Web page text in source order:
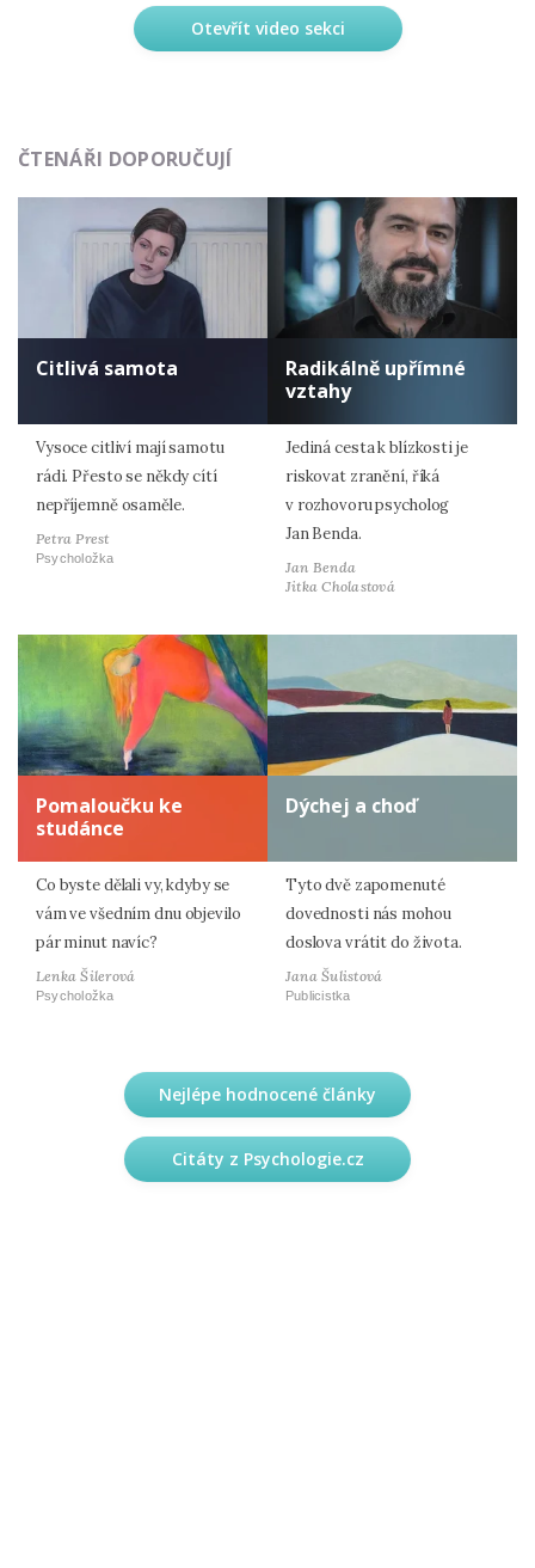
Otevřít video sekci
ČTENÁŘI DOPORUČUJÍ
Citlivá samota
Vysoce citliví mají samotu
rádi. Přesto se někdy cítí
nepříjemně osaměle.
Petra Prest
Psycholožka
Radikálně upřímné
vztahy
Jediná cesta k blízkosti je
riskovat zranění, říká
v rozhovoru psycholog
Jan Benda.
Jan Benda
Jitka Cholastová
Pomaloučku ke
studánce
Co byste dělali vy, kdyby se
vám ve všedním dnu objevilo
pár minut navíc?
Lenka Šilerová
Psycholožka
Dýchej a choď
Tyto dvě zapomenuté
dovednosti nás mohou
doslova vrátit do života.
Jana Šulistová
Publicistka
Nejlépe hodnocené články
Citáty z Psychologie.cz